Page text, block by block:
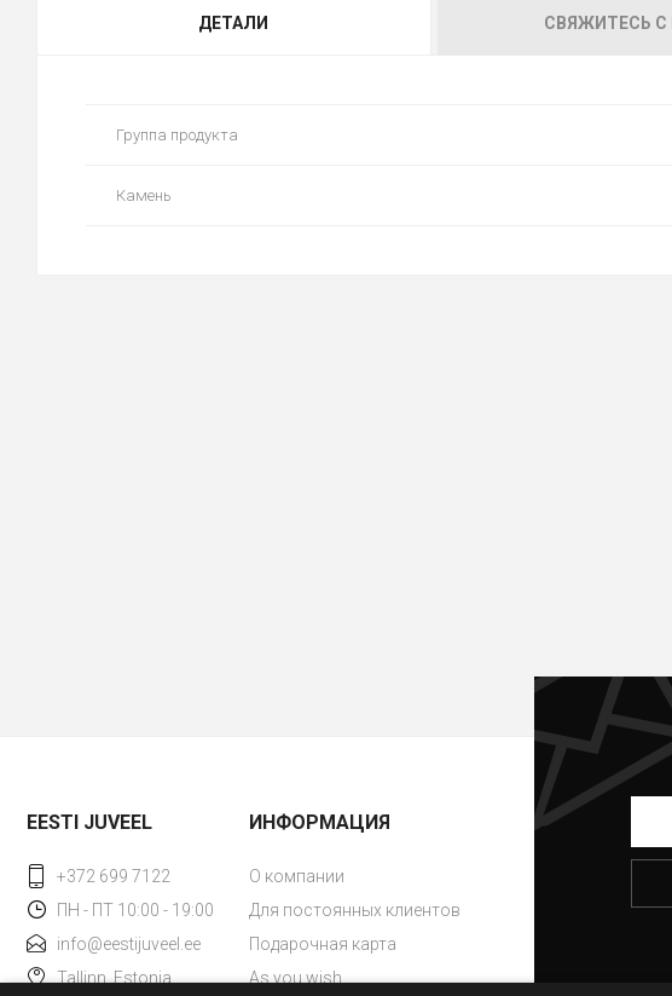
ДЕТАЛИ СВЯЖИТЕСЬ С
Группа продукта
Камень
EESTI JUVEEL
+372 699 7122
ПН - ПТ 10:00 - 19:00
info@eestijuveel.ee
Tallinn, Estonia
ИНФОРМАЦИЯ
О компании
Для постоянных клиентов
Подарочная карта
As you wish